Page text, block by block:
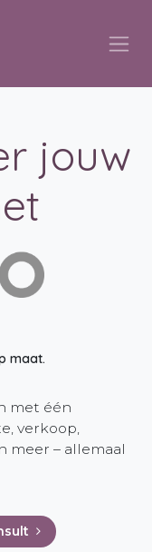
jouw
maat.
met één
verkoop,
meer – allemaal